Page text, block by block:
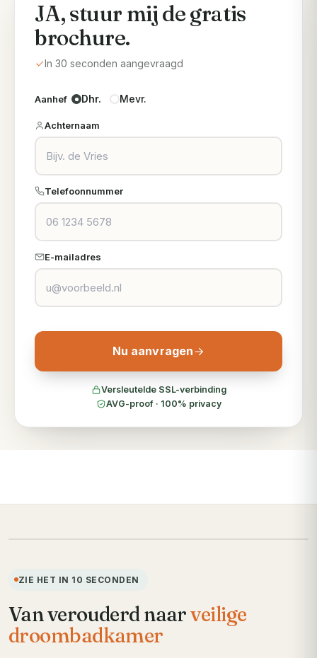
JA, stuur mij de gratis
brochure.
In 30 seconden aangevraagd
Aanhef Dhr. Mevr.
Achternaam
Telefoonnummer
E-mailadres
Nu aanvragen
Versleutelde SSL-verbinding
AVG-proof · 100% privacy
ZIE HET IN 10 SECONDEN
Van verouderd naarveilige
droombadkamer